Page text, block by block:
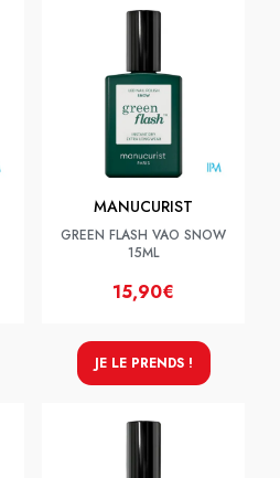
MANUCURIST
GREEN FLASH VAO SNOW
15ML
15,90€
JE LE PRENDS !